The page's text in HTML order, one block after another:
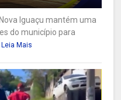
Iguaçu mantém uma
do município para
Leia Mais